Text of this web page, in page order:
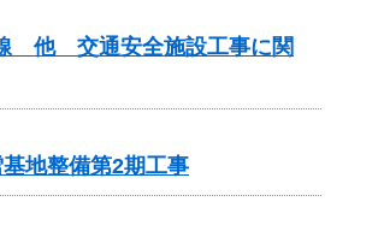
線 他 交通安全施設工事に関
地整備第2期工事